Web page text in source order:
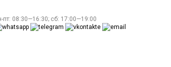
пт: 08:30—16:30; сб: 17:00—19:00